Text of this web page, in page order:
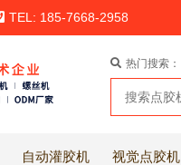
TEL: 185-7668-2958
热门搜索：
自动灌胶机 视觉点胶机